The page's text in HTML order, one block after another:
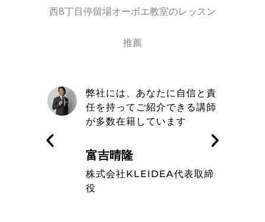
西8丁目停留場オーボエ教室のレッスン
推薦
取材を通してトミヨシオーボ
エ教室の信念や在籍している
ミュージシャンのレベルの高
藤波辰爾
タレント